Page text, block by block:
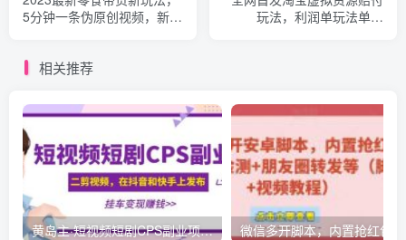
5分钟一条伪原创视频，新手
玩法，利润单玩法单日
相关推荐
黄岛主·短视频短剧CPS副业项目：二剪视频在抖音和快手上发布，挂车变现